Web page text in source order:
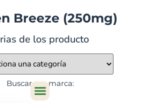
Breeze (250mg)
de los producto
Buscar por marca: